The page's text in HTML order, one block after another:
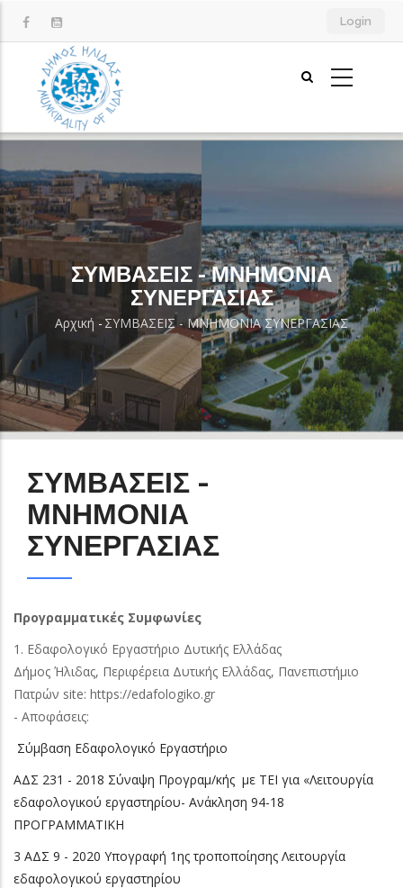
προς
περιεχόμενο
Login
ΣΥΜΒΑΣΕΙΣ - ΜΝΗΜΟΝΙΑ
ΣΥΝΕΡΓΑΣΙΑΣ
Breadcrumb
Αρχική - ΣΥΜΒΑΣΕΙΣ - ΜΝΗΜΟΝΙΑ ΣΥΝΕΡΓΑΣΙΑΣ
ΣΥΜΒΑΣΕΙΣ -
ΜΝΗΜΟΝΙΑ
ΣΥΝΕΡΓΑΣΙΑΣ
Προγραμματικές Συμφωνίες
1. Εδαφολογικό Εργαστήριο Δυτικής Ελλάδας
Δήμος Ήλιδας, Περιφέρεια Δυτικής Ελλάδας, Πανεπιστήμιο
Πατρών site: https://edafologiko.gr
- Αποφάσεις:
Σύμβαση Εδαφολογικό Εργαστήριο
ΑΔΣ 231 - 2018 Σύναψη Προγραμ/κής με ΤΕΙ για «Λειτουργία
εδαφολογικού εργαστηρίου- Ανάκληση 94-18
ΠΡΟΓΡΑΜΜΑΤΙΚΗ
3 ΑΔΣ 9 - 2020 Υπογραφή 1ης τροποποίησης Λειτουργία
εδαφολογικού εργαστηρίου